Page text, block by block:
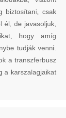
biztosítani, csak
él, de javasoljuk,
hogy amíg
tudják venni.
a transzferbusz
a karszalagjaikat